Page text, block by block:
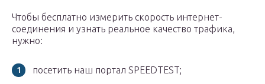
Чтобы бесплатно измерить скорость интернет-
соединения и узнать реальное качество трафика,
нужно:
посетить наш портал SPEEDTEST;